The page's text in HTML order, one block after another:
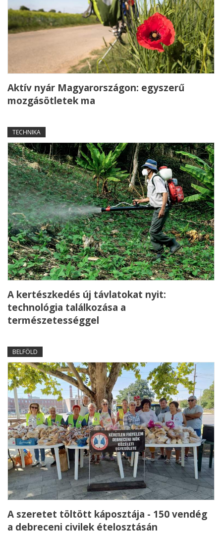
Aktív nyár Magyarországon: egyszerű
mozgásötletek ma
TECHNIKA
A kertészkedés új távlatokat nyit:
technológia találkozása a
természetességgel
BELFÖLD
A szeretet töltött káposztája - 150 vendég
a debreceni civilek ételosztásán